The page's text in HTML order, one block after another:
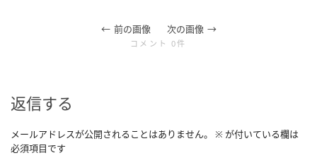
前の画像 次の画像
コメント 0件
返信する
メールアドレスが公開されることはありません。 ※ が付いている欄は
必須項目です